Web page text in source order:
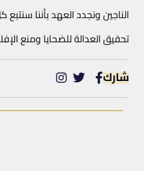
الناجين ونجدد العهد بأننا
تحقيق العدالة للضحايا ومنع
شارك